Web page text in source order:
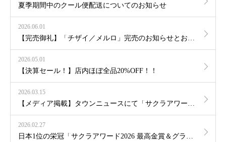
夏季期間中のクール便配送についてのお知らせ
2026.06.01
2026.05.01
【決算セール！】店内ほぼ全品20%OFF！！
2026.03.15
2026.02.27